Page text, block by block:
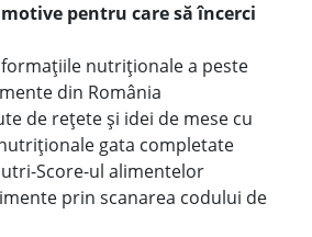
pentru care să încerci
nutriționale a peste
din România
de rețete și idei de mese cu
gata completate
Score-ul alimentelor
prin scanarea codului de